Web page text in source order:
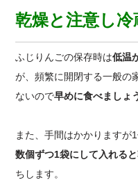
乾燥と注意し
ふじりんごの保存時は低温
が、頻繁に開閉する一般の
ないので早めに食べましょ
また、手間はかかりますが
数個ずつ1袋にして入れる
ちします。